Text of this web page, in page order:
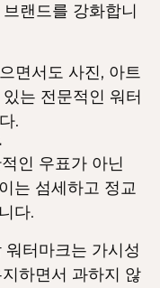
랜드를 강화합니
면서도 사진, 아트
는 전문적인 워터
.
인 우표가 아닌
는 섬세하고 정교
다.
워터마크는 가시성
하면서 과하지 않